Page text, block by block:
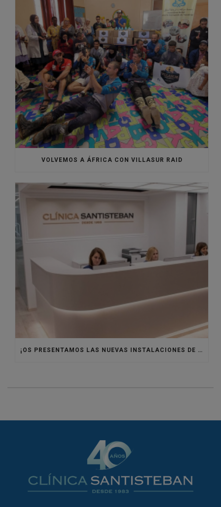
VOLVEMOS A ÁFRICA CON VILLASUR RAID
¡OS PRESENTAMOS LAS NUEVAS INSTALACIONES DE CLÍNICA SANTISTEBAN!